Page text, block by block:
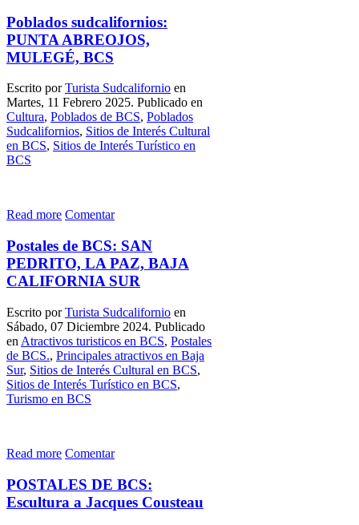
Poblados sudcalifornios:
PUNTA ABREOJOS,
MULEGÉ, BCS
Escrito porTurista Sudcalifornio en
Martes, 11 Febrero 2025. Publicado en
Cultura, Poblados de BCS, Poblados
Sudcalifornios, Sitios de Interés Cultural
en BCS, Sitios de Interés Turístico en
BCS
Read more Comentar
Postales de BCS: SAN
PEDRITO, LA PAZ, BAJA
CALIFORNIA SUR
Escrito porTurista Sudcalifornio en
Sábado, 07 Diciembre 2024. Publicado
en Atractivos turisticos en BCS, Postales
de BCS., Principales atractivos en Baja
Sur, Sitios de Interés Cultural en BCS,
Sitios de Interés Turístico en BCS,
Turismo en BCS
Read more Comentar
POSTALES DE BCS:
Escultura a Jacques Cousteau